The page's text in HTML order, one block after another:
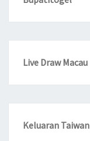
Live Draw Macau
Keluaran Taiwan